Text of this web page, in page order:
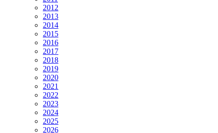
2012
2013
2014
2015
2016
2017
2018
2019
2020
2021
2022
2023
2024
2025
2026